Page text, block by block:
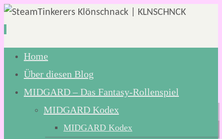
Zum
Inhalt
springen
Home
Über diesen Blog
MIDGARD – Das Fantasy-Rollenspiel
MIDGARD Kodex
MIDGARD Kodex